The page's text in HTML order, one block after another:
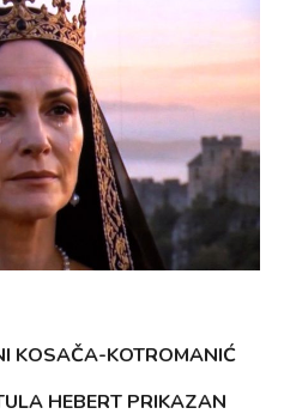
KOSAČA-KOTROMANIĆ
HEBERT PRIKAZAN